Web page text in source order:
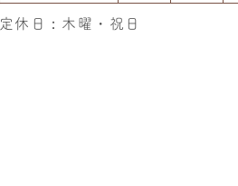
定休日：木曜・祝日